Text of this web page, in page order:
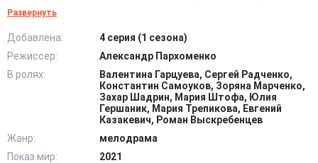
обстоятельства сложились таким образом, что Елизавета
симпатизировал ещё со времен их обучения в школе.
Парень перевез супругу в другую страну и стремился
делать всё возможное для того, чтобы она никогда не
чувствовала себя обделенной. Но трогательная забота
любящего мужа не вдохновляла ее, потому что она
практически двадцать четыре часа в сутки сожалела об
упущенном счастье с любимым Димой. @Filmix.fan
Развернуть
Добавлена:
4 серия (1 сезона)
Режиссер:
Александр Пархоменко
В ролях:
Валентина Гарцуева, Сергей Радченко,
Константин Самоуков, Зоряна Марченко,
Захар Шадрин, Мария Штофа, Юлия
Гершаник, Мария Трепикова, Евгений
Казакевич, Роман Выскребенцев
Жанр:
мелодрама
Показ мир:
2021